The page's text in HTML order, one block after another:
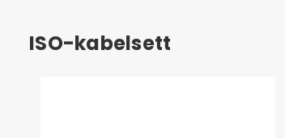
ISO-kabelsett